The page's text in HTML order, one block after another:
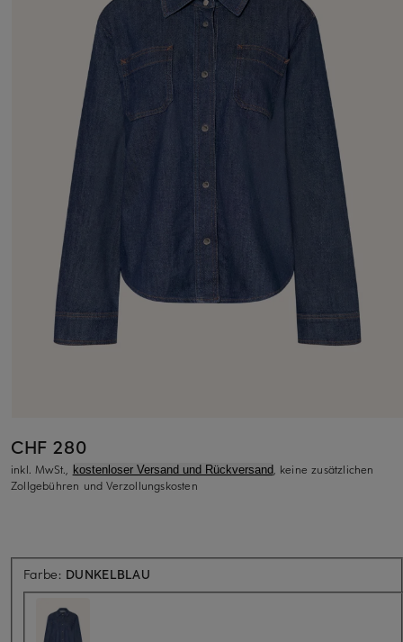
CHF 280
inkl. MwSt., kostenloser Versand und Rückversand, keine zusätzlichen
Zollgebühren und Verzollungskosten
Farbe: DUNKELBLAU